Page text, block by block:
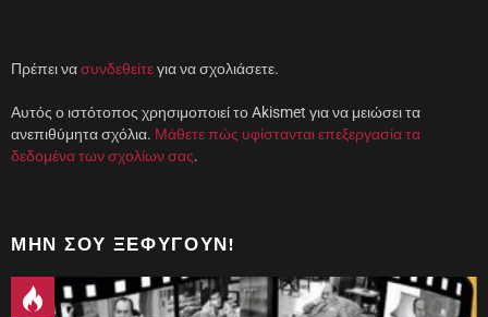
Πρέπει νασυνδεθείτεγια να σχολιάσετε.
Αυτός ο ιστότοπος χρησιμοποιεί το Akismet για να μειώσει τα
ανεπιθύμητα σχόλια. Μάθετε πώς υφίστανται επεξεργασία τα
δεδομένα των σχολίων σας.
ΜΗΝ ΣΟΥ ΞΕΦΎΓΟΥΝ!